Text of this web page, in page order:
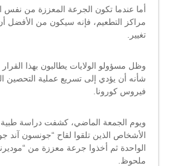
أما عندما تكون الجرعة المعززة من نفس
مراكز التطعيم، فإنه سيكون من الأفضل
تغيير.
وظل مسؤولو الولايات يطالبون بهذا
شأنه أن يؤدي إلى تسريع عملية التحصين
فيروس كورونا
ويوم الجمعة الماضي، كشفت دراسة طبية
الأشخاص الذين تلقوا لقاح “جونسون آند
الواحدة ثم أخذوا جرعة معززة من “
ملحوظ.